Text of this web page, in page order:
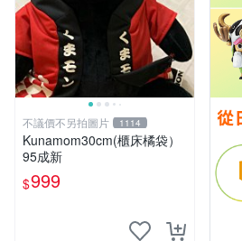
不議價不另拍圖片 1114
Kunamom30cm(櫃床橘袋）
95成新
$999